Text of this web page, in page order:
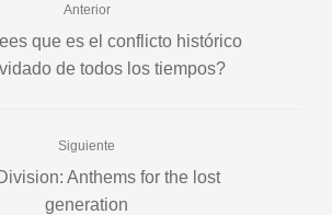
Anterior
que es el conflicto histórico
de todos los tiempos?
Siguiente
Anthems for the lost
generation